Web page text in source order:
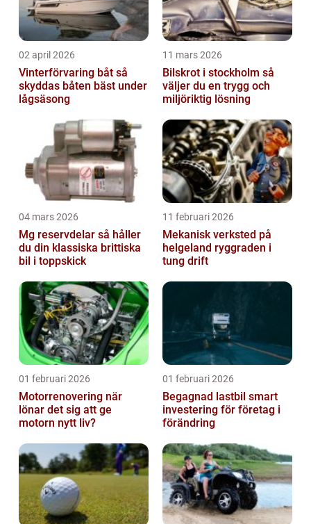
02 april 2026
Vinterförvaring båt så
skyddas båten bäst under
lågsäsong
11 mars 2026
Bilskrot i stockholm så
väljer du en trygg och
miljöriktig lösning
04 mars 2026
Mg reservdelar så håller
du din klassiska brittiska
bil i toppskick
11 februari 2026
Mekanisk verksted på
helgeland ryggraden i
tung drift
01 februari 2026
Motorrenovering när
lönar det sig att ge
motorn nytt liv?
01 februari 2026
Begagnad lastbil smart
investering för företag i
förändring